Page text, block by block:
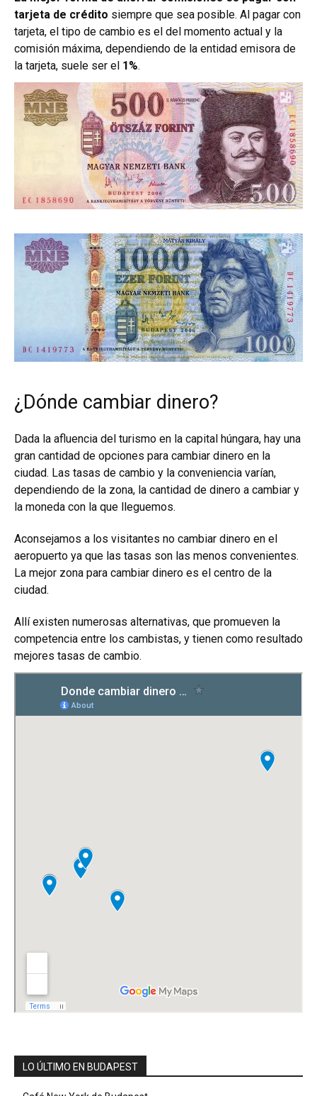
tarjeta de crédito siempre que sea posible. Al pagar con
tarjeta, el tipo de cambio es el del momento actual y la
comisión máxima, dependiendo de la entidad emisora de
la tarjeta, suele ser el 1%.
¿Dónde cambiar dinero?
Dada la afluencia del turismo en la capital húngara, hay una
gran cantidad de opciones para cambiar dinero en la
ciudad. Las tasas de cambio y la conveniencia varían,
dependiendo de la zona, la cantidad de dinero a cambiar y
la moneda con la que lleguemos.
Aconsejamos a los visitantes no cambiar dinero en el
aeropuerto ya que las tasas son las menos convenientes.
La mejor zona para cambiar dinero es el centro de la
ciudad.
Allí existen numerosas alternativas, que promueven la
competencia entre los cambistas, y tienen como resultado
mejores tasas de cambio.
LO ÚLTIMO EN BUDAPEST